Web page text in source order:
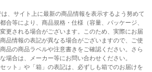
、サイト上に最新の商品情報を表示するよう努めて
合等により、商品規格・仕様（容量、パッケージ、
更される場合がございます。このため、実際にお届
品情報の表記が異なる場合がございますので、ご使
品の商品ラベルや注意書きをご確認ください。さら
場合は、メーカー等にお問い合わせください。
ット」や「箱」の表記は、必ずしも箱でのお届けを